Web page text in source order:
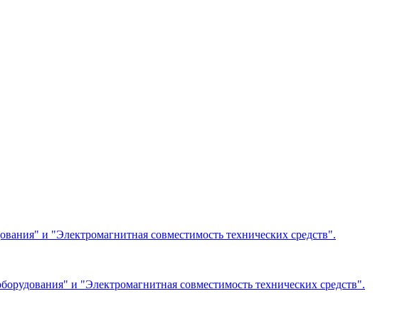
и "Электромагнитная совместимость технических средств".
и "Электромагнитная совместимость технических средств".